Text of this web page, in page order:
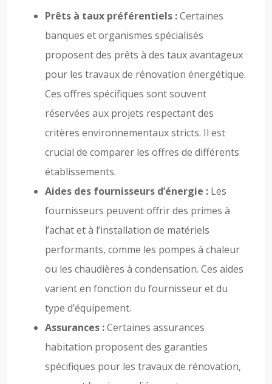
Prêts à taux préférentiels :Certaines
banques et organismes spécialisés
proposent des prêts à des taux avantageux
pour les travaux de rénovation énergétique.
Ces offres spécifiques sont souvent
réservées aux projets respectant des
critères environnementaux stricts. Il est
crucial de comparer les offres de différents
établissements.
Aides des fournisseurs d’énergie : Les
fournisseurs peuvent offrir des primes à
l’achat et à l’installation de matériels
performants, comme les pompes à chaleur
ou les chaudières à condensation. Ces aides
varient en fonction du fournisseur et du
type d’équipement.
Assurances :Certaines assurances
habitation proposent des garanties
spécifiques pour les travaux de rénovation,